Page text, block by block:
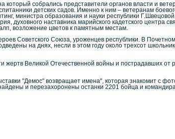
собрались представители органов власти и
детских садов. Именно к ним – ветеранам
министра образования и науки республики
наставника марийского кадетского центра
возложение цветов к памятным местам.
Советского Союза, уроженцев республики. В
на днях, несли в этом году около трехсот
Великой Отечественной войны и пострадавших от
"Демос" возвращает имена", которая знакомит с
и перезахоронены останки 2201 бойца и